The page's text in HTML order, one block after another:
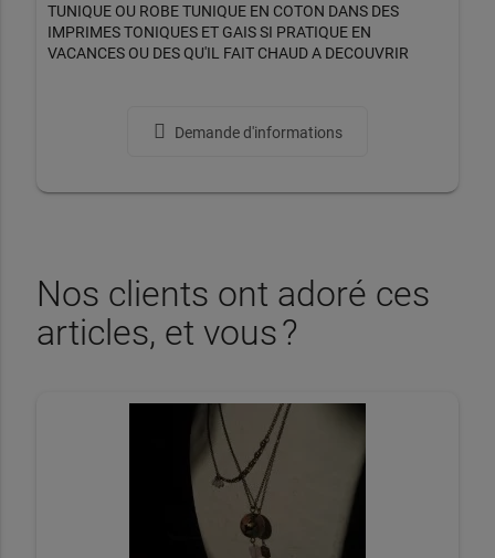
TUNIQUE OU ROBE TUNIQUE EN COTON DANS DES
IMPRIMES TONIQUES ET GAIS SI PRATIQUE EN
VACANCES OU DES QU'IL FAIT CHAUD A DECOUVRIR
Demande d'informations
Nos clients ont adoré ces
articles, et vous ?